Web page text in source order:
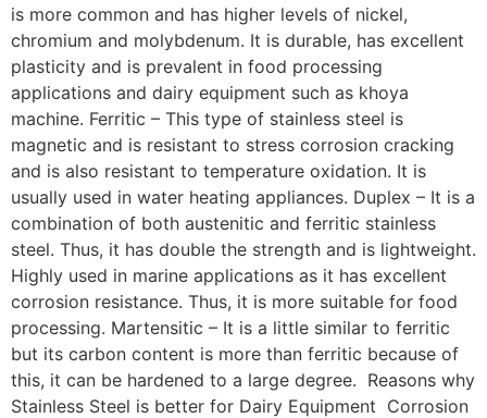
is more common and has higher levels of nickel,
chromium and molybdenum. It is durable, has excellent
plasticity and is prevalent in food processing
applications and dairy equipment such as khoya
machine. Ferritic – This type of stainless steel is
magnetic and is resistant to stress corrosion cracking
and is also resistant to temperature oxidation. It is
usually used in water heating appliances. Duplex – It is a
combination of both austenitic and ferritic stainless
steel. Thus, it has double the strength and is lightweight.
Highly used in marine applications as it has excellent
corrosion resistance. Thus, it is more suitable for food
processing. Martensitic – It is a little similar to ferritic
but its carbon content is more than ferritic because of
this, it can be hardened to a large degree. Reasons why
Stainless Steel is better for Dairy Equipment Corrosion